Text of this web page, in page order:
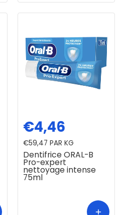
Dentifrice ORAL-B
Pro-expert
nettoyage intense
75ml
€4,46
€59,47 PAR KG